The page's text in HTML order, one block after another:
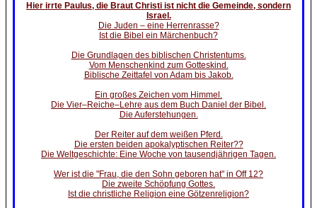
Hier irrte Paulus, die Braut Christi ist nicht die Gemeinde, sondern
Israel.
Die Juden – eine Herrenrasse?
Ist die Bibel ein Märchenbuch?
Die Grundlagen des biblischen Christentums.
Vom Menschenkind zum Gotteskind.
Biblische Zeittafel von Adam bis Jakob.
Ein großes Zeichen vom Himmel.
Die Vier–Reiche–Lehre aus dem Buch Daniel der Bibel.
Die Auferstehungen.
Der Reiter auf dem weißen Pferd.
Die ersten beiden apokalyptischen Reiter??
Die Weltgeschichte: Eine Woche von tausendjährigen Tagen.
Wer ist die "Frau, die den Sohn geboren hat" in Off 12?
Die zweite Schöpfung Gottes.
Ist die christliche Religion eine Götzenreligion?